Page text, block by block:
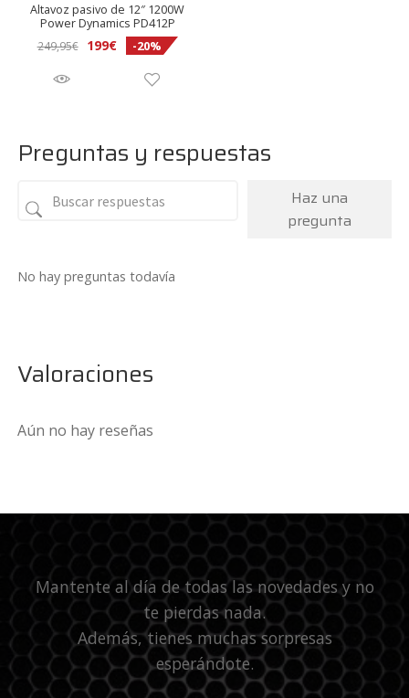
Altavoz pasivo de 12″ 1200W
Power Dynamics PD412P
249,95€
El
199€El
actual
-20%
Preguntas y respuestas
Haz una
pregunta
No hay preguntas todavía
Valoraciones
Aún no hay reseñas
Mantente al día de todas las novedades y no
te pierdas nada.
Además, tienes muchas sorpresas
esperándote.